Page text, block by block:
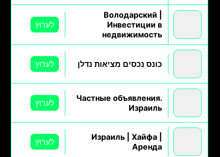
Володарский |
Инвестиции в
недвижимость
לערוץ
כונס נכסים מציאות נדלן לערוץ
Частные объявления.
Израиль
לערוץ
Израиль | Хайфа |
Аренда
לערוץ